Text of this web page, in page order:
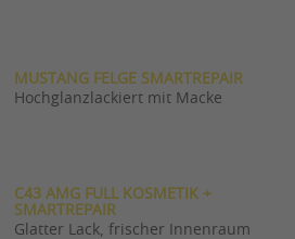
MUSTANG FELGE SMARTREPAIR
Hochglanzlackiert mit Macke
C43 AMG FULL KOSMETIK +
SMARTREPAIR
Glatter Lack, frischer Innenraum